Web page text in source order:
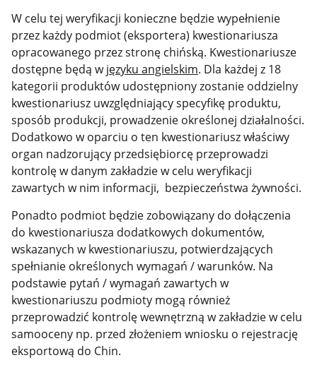
W celu tej weryfikacji konieczne będzie wypełnienie
przez każdy podmiot (eksportera) kwestionariusza
opracowanego przez stronę chińską. Kwestionariusze
dostępne będą wjęzyku angielskim. Dla każdej z 18
kategorii produktów udostępniony zostanie oddzielny
kwestionariusz uwzględniający specyfikę produktu,
sposób produkcji, prowadzenie określonej działalności.
Dodatkowo w oparciu o ten kwestionariusz właściwy
organ nadzorujący przedsiębiorcę przeprowadzi
kontrolę w danym zakładzie w celu weryfikacji
zawartych w nim informacji, bezpieczeństwa żywności.
Ponadto podmiot będzie zobowiązany do dołączenia
do kwestionariusza dodatkowych dokumentów,
wskazanych w kwestionariuszu, potwierdzających
spełnianie określonych wymagań / warunków. Na
podstawie pytań / wymagań zawartych w
kwestionariuszu podmioty mogą również
przeprowadzić kontrolę wewnętrzną w zakładzie w celu
samooceny np. przed złożeniem wniosku o rejestrację
eksportową do Chin.